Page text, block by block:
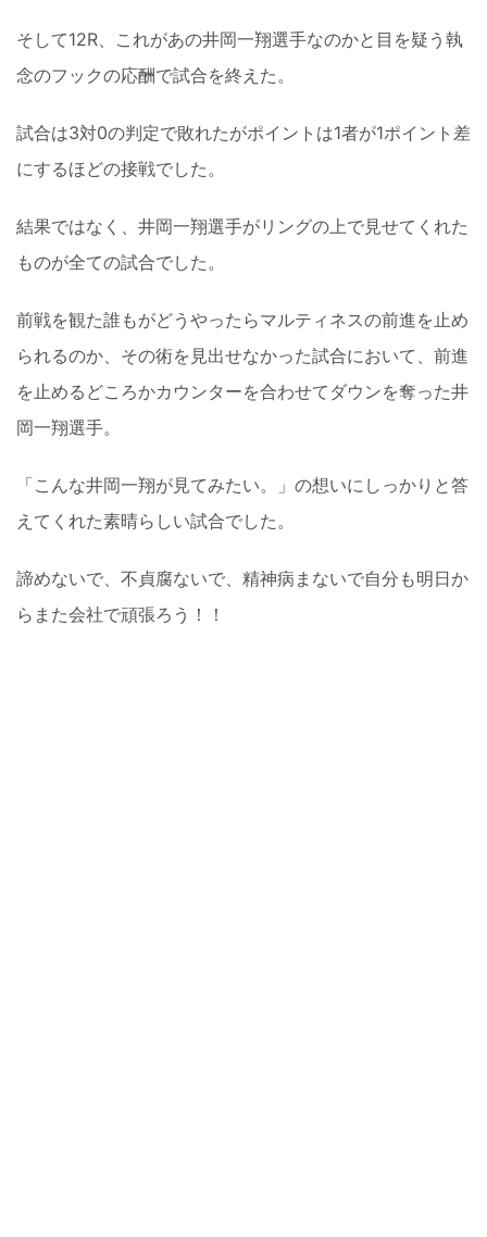
そして12R、これがあの井岡一翔選手なのかと目を疑う執
念のフックの応酬で試合を終えた。
試合は3対0の判定で敗れたがポイントは1者が1ポイント差
にするほどの接戦でした。
結果ではなく、井岡一翔選手がリングの上で見せてくれた
ものが全ての試合でした。
前戦を観た誰もがどうやったらマルティネスの前進を止め
られるのか、その術を見出せなかった試合において、前進
を止めるどころかカウンターを合わせてダウンを奪った井
岡一翔選手。
「こんな井岡一翔が見てみたい。」の想いにしっかりと答
えてくれた素晴らしい試合でした。
諦めないで、不貞腐ないで、精神病まないで自分も明日か
らまた会社で頑張ろう！！